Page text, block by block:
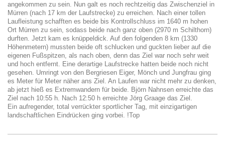
angekommen zu sein. Nun galt es noch rechtzeitig das Zwischenziel in
Mürren (nach 17 km der Laufstrecke) zu erreichen. Nach einer tollen
Laufleistung schafften es beide bis Kontrollschluss im 1640 m hohen
Ort Mürren zu sein, sodass beide nach ganz oben (2970 m Schilthorn)
durften. Jetzt kam es knüppeldick. Auf den folgenden 8 km (1330
Höhenmetern) mussten beide oft schlucken und guckten lieber auf die
eigenen Fußspitzen, als nach oben, denn das Ziel war noch sehr weit
und hoch entfernt. Eine derartige Laufstrecke hatten beide noch nicht
gesehen. Umringt von den Bergriesen Eiger, Mönch und Jungfrau ging
es Meter für Meter näher ans Ziel. An Laufen war nicht mehr zu denken,
ab jetzt hieß es Extremwandern für beide. Björn Nahnsen erreichte das
Ziel nach 10:55 h. Nach 12:50 h erreichte Jörg Graage das Ziel.
Ein aufregender, total verrückter sportlicher Tag, mit einzigartigen
landschaftlichen Eindrücken ging vorbei. !Top